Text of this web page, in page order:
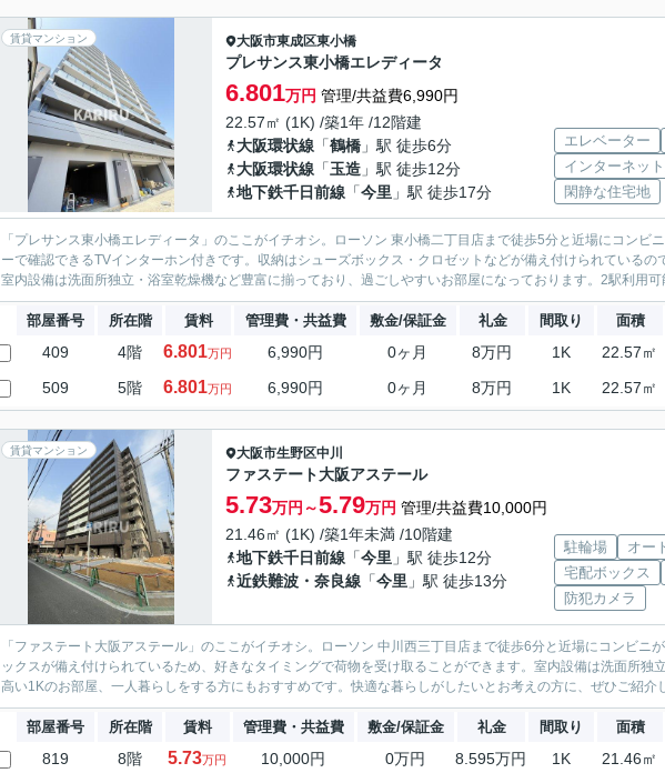
賃貸マンション 大阪市東成区東小橋
プレサンス東小橋エレディータ
6.801万円 管理/共益費6,990円
22.57㎡ (1K) /築1年 /12階建
大阪環状線 「鶴橋 」駅 徒歩6分
大阪環状線 「玉造 」駅 徒歩12分
地下鉄千日前線 「今里 」駅 徒歩17分
エレベーター
インターネッ
閑静な住宅地
「プレサンス東小橋エレディータ」のここがイチオシ。ローソン 東小橋二丁目店まで徒歩5分と近場にコンビ
ーで確認できるTVインターホン付きです。収納はシューズボックス・クロゼットなどが備え付けられているの
室内設備は洗面所独立・浴室乾燥機など豊富に揃っており、過ごしやすいお部屋になっております。2駅利用
部屋番号 所在階 賃料 管理費・共益費 敷金/保証金 礼金 間取り 面積
409 4階 6.801万円 6,990円 0ヶ月 8万円 1K 22.57㎡
509 5階 6.801万円 6,990円 0ヶ月 8万円 1K 22.57㎡
賃貸マンション 大阪市生野区中川
ファステート大阪アステール
5.73万円～5.79万円 管理/共益費10,000円
21.46㎡ (1K) /築1年未満 /10階建
地下鉄千日前線 「今里 」駅 徒歩12分
近鉄難波・奈良線 「今里 」駅 徒歩13分
駐輪場 オー
宅配ボックス
防犯カメラ
「ファステート大阪アステール」のここがイチオシ。ローソン 中川西三丁目店まで徒歩6分と近場にコンビニ
ックスが備え付けられているため、好きなタイミングで荷物を受け取ることができます。室内設備は洗面所独
高い1Kのお部屋、一人暮らしをする方にもおすすめです。快適な暮らしがしたいとお考えの方に、ぜひご紹介
部屋番号 所在階 賃料 管理費・共益費 敷金/保証金 礼金 間取り 面積
819 8階 5.73万円 10,000円 0万円 8.595万円 1K 21.46㎡